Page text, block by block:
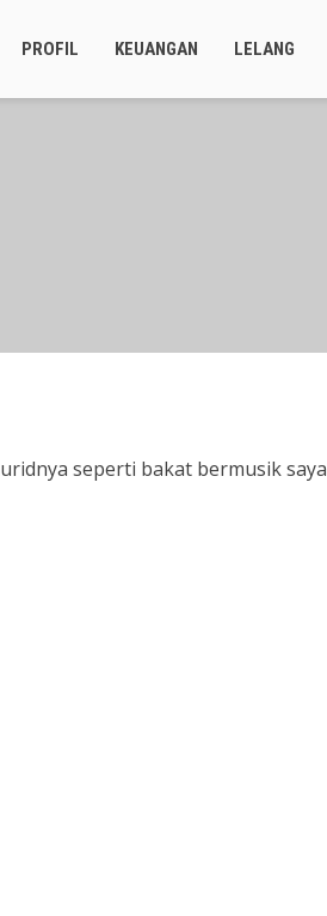
PROFIL KEUANGAN LELANG
seperti bakat bermusik saya